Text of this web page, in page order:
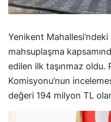
Yenikent Mahallesi’ndeki
mahsuplaşma
edilen ilk taşınmaz oldu.
Komisyonu’nun
değeri 194 milyon TL